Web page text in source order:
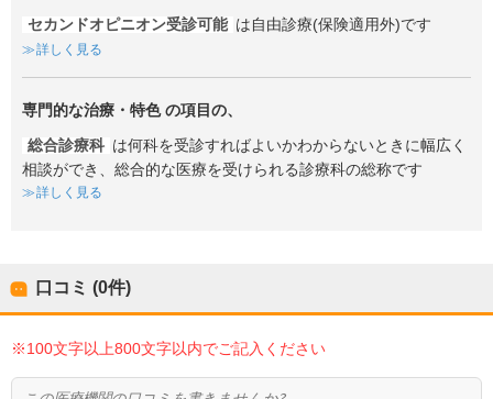
セカンドオピニオン受診可能 は自由診療(保険適用外)です
詳しく見る
専門的な治療・特色の項目の、
総合診療科 は何科を受診すればよいかわからないときに幅広く
相談ができ、総合的な医療を受けられる診療科の総称です
詳しく見る
口コミ (0件)
※100文字以上800文字以内でご記入ください